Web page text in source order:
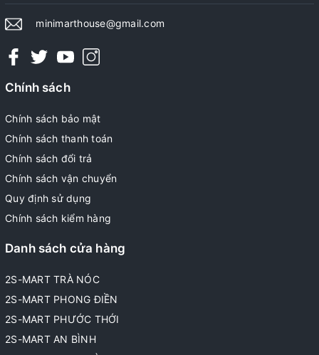
minimarthouse@gmail.com
Chính sách
Chính sách bảo mật
Chính sách thanh toán
Chính sách đổi trả
Chính sách vận chuyển
Quy định sử dụng
Chính sách kiểm hàng
Danh sách cửa hàng
2S-MART TRÀ NÓC
2S-MART PHONG ĐIỀN
2S-MART PHƯỚC THỚI
2S-MART AN BÌNH